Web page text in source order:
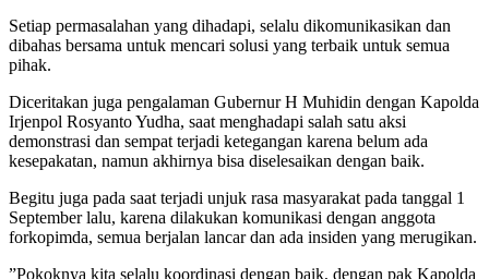
Setiap permasalahan yang dihadapi, selalu dikomunikasikan dan
dibahas bersama untuk mencari solusi yang terbaik untuk semua
pihak.
Diceritakan juga pengalaman Gubernur H Muhidin dengan Kapolda
Irjenpol Rosyanto Yudha, saat menghadapi salah satu aksi
demonstrasi dan sempat terjadi ketegangan karena belum ada
kesepakatan, namun akhirnya bisa diselesaikan dengan baik.
Begitu juga pada saat terjadi unjuk rasa masyarakat pada tanggal 1
September lalu, karena dilakukan komunikasi dengan anggota
forkopimda, semua berjalan lancar dan ada insiden yang merugikan.
”Pokoknya kita selalu koordinasi dengan baik, dengan pak Kapolda